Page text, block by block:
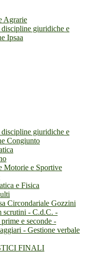
Agrarie
discipline giuridiche e
Ipsaa
discipline giuridiche e
Congiunto
Motorie e Sportive
e Fisica
Circondariale Gozzini
scrutini - C.d.C. -
e seconde -
- Gestione verbale
FINALI